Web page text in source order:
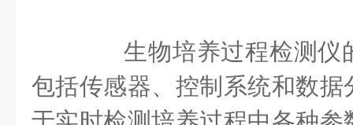
生物培养过程检测仪
包括传感器、控制系统和数